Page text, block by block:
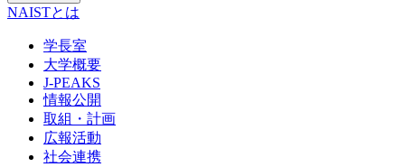
NAISTとは
学長室
大学概要
J-PEAKS
情報公開
取組・計画
広報活動
社会連携